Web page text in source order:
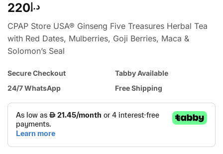
د.إ 220
CPAP Store USA® Ginseng Five Treasures Herbal Tea
with Red Dates, Mulberries, Goji Berries, Maca &
Solomon’s Seal
Secure Checkout
Tabby Available
24/7 WhatsApp
Free Shipping